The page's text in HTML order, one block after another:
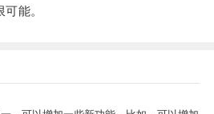
能。